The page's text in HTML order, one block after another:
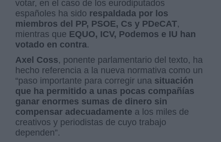
votar, en el caso de los eurodiputados
españoles ha sido respaldada por los
miembros del PP, PSOE, Cs y PDeCAT,
mientras que EQUO, ICV, Podemos e IU han
votado en contra.
Axel Coss, ponente parlamentario del texto, ha
hecho referencia a la nueva normativa como un
“paso importante para corregir una situación
que ha permitido a unas pocas compañías
ganar enormes sumas de dinero sin
compensar adecuadamente a los miles de
creativos y periodistas de cuyo trabajo
dependen”.